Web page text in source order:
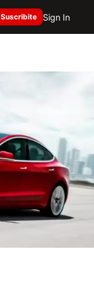
Suscribite Sign In